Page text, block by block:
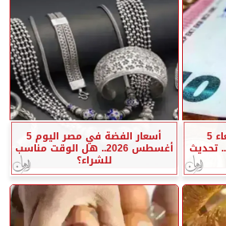
سعر اليورو اليوم الأربعاء 5
تحديث
أسعار الفضة في مصر اليوم 5
أغسطس 2026.. هل الوقت مناسب
للشراء؟